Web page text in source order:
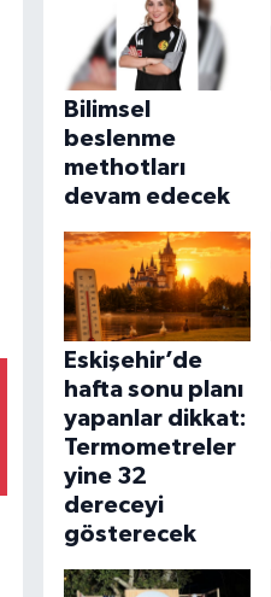
Bilimsel
beslenme
methotları
devam edecek
Eskişehir’de
hafta sonu planı
yapanlar dikkat:
Termometreler
yine 32
dereceyi
gösterecek